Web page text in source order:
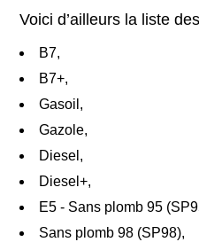
Voici d’ailleurs la liste
B7,
B7+,
Gasoil,
Gazole,
Diesel,
Diesel+,
E5 - Sans plomb 95
Sans plomb 98 (SP98),